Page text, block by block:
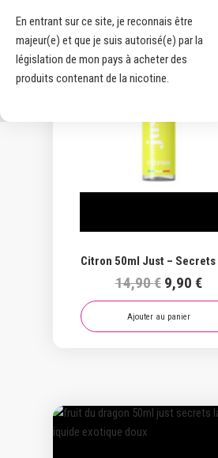
En entrant sur ce site, je reconnais être
majeur(e) et que je suis autorisé(e) par la
législation de mon pays à acheter des
produits contenant de la nicotine.
Promo !
Citron 50ml Just – Secrets
14,90€ Le
prix
initial
était :
9,90 €Le
Ajouter au panier